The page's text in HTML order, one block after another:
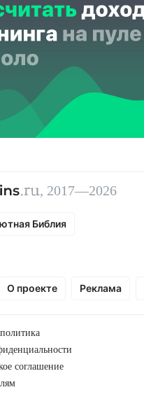
, 2017—2026
Библия
О проекте Реклама
соглашение